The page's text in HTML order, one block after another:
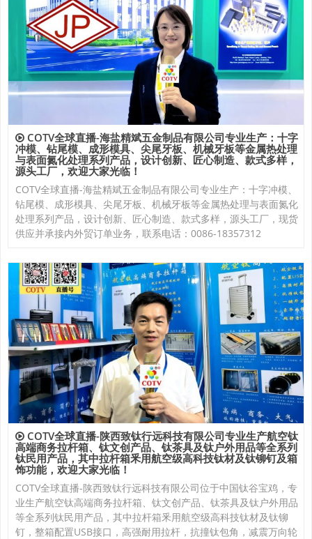
COTV全球直播-海盐精斌五金制品有限公司专业生产：十字
冲模、钻尾模、成形模具、尖尾牙板、机械牙板等金属热处理
与表面氮化处理系列产品，设计创新、匠心制造、款式多样，
源头工厂，欢迎大家光临！
COTV全球直播-海盐精斌五金制品有限公司专业生产：十字冲模、
钻尾模、成形模具、尖尾牙板、机械牙板等金属热处理与表面氮化
处理系列产品，设计创新、匠心制造、款式多样，源头工厂，现货
供应并承接内外贸订单业务，联系电话：0086-18357312
COTV全球直播-陕西致钛行远科技有限公司专业生产航空钛
高端商务拉杆箱、钛文创产品、钛茶具及钛户外用品等全系列
钛民用产品，其中拉杆箱釆用航空级高科技钛材及钛铆钉及箱
饰功能，欢迎大家光临！
COTV全球直播-陕西致钛行远科技有限公司位于中国钛谷宝鸡，专
业生产航空钛高端商务拉杆箱、钛文创产品、钛茶具及钛户外用品
等全系列钛民用产品，其中拉杆箱釆用航空级高科技钛材及钛铆
钉，整箱配置USB接口，高强耐用拉杆，抗撞钛包角，减震万向轮